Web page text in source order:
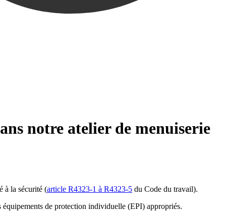
notre atelier de menuiserie
à la sécurité (article R4323-1 à R4323-5 du Code du travail).
de protection individuelle (EPI) appropriés.